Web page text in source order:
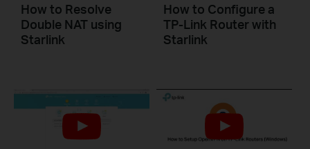
How to Resolve
Double NAT using
Starlink
How to Configure a
TP-Link Router with
Starlink